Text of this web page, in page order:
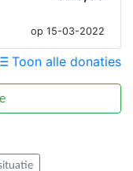
op 15-03-2022
Toon alle donaties